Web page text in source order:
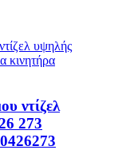
ντίζελ
273